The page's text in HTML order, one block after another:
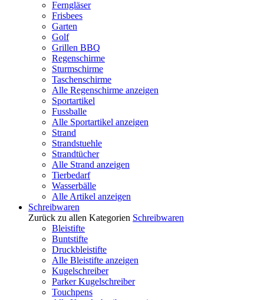
Ferngläser
Frisbees
Garten
Golf
Grillen BBQ
Regenschirme
Sturmschirme
Taschenschirme
Alle Regenschirme anzeigen
Sportartikel
Fussballe
Alle Sportartikel anzeigen
Strand
Strandstuehle
Strandtücher
Alle Strand anzeigen
Tierbedarf
Wasserbälle
Alle Artikel anzeigen
Schreibwaren
Zurück zu allen Kategorien Schreibwaren
Bleistifte
Buntstifte
Druckbleistifte
Alle Bleistifte anzeigen
Kugelschreiber
Parker Kugelschreiber
Touchpens